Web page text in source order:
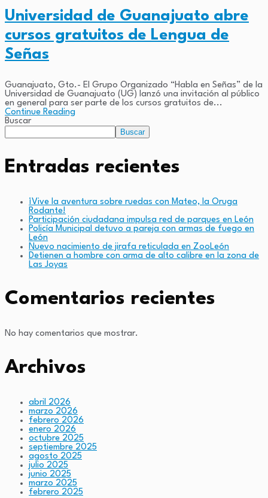
Universidad de Guanajuato abre
cursos gratuitos de Lengua de
Señas
Guanajuato, Gto.- El Grupo Organizado “Habla en Señas” de la
Universidad de Guanajuato (UG) lanzó una invitación al público
en general para ser parte de los cursos gratuitos de...
Continue Reading
Buscar
Buscar
Entradas recientes
¡Vive la aventura sobre ruedas con Mateo, la Oruga
Rodante!
Participación ciudadana impulsa red de parques en León
Policía Municipal detuvo a pareja con armas de fuego en
León
Nuevo nacimiento de jirafa reticulada en ZooLeón
Detienen a hombre con arma de alto calibre en la zona de
Las Joyas
Comentarios recientes
No hay comentarios que mostrar.
Archivos
abril 2026
marzo 2026
febrero 2026
enero 2026
octubre 2025
septiembre 2025
agosto 2025
julio 2025
junio 2025
marzo 2025
febrero 2025